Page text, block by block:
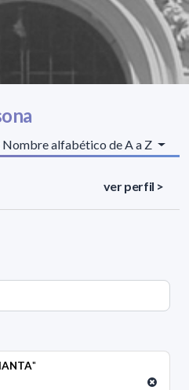
"
alfabético de A a Z
ver perfil >